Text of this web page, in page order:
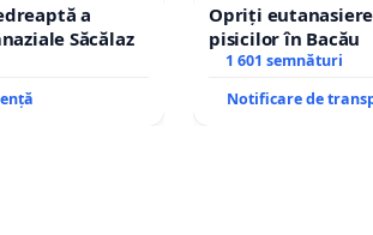
a
Săcălaz
Opriți
pisicilor în Bacău
1 601 semnături
Notificare de